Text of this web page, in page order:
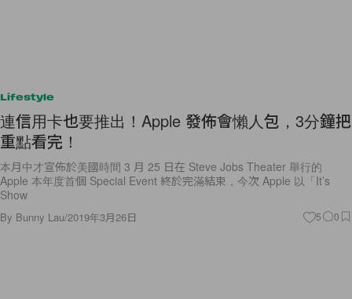
Lifestyle
連信用卡也要推出！Apple 發佈會懶人包，3分鐘把
重點看完！
本月中才宣佈於美國時間 3 月 25 日在 Steve Jobs Theater 舉行的
Apple 本年度首個 Special Event 終於完滿結束，今次 Apple 以「It’s
Show
By Bunny Lau/2019年3月26日 5 0